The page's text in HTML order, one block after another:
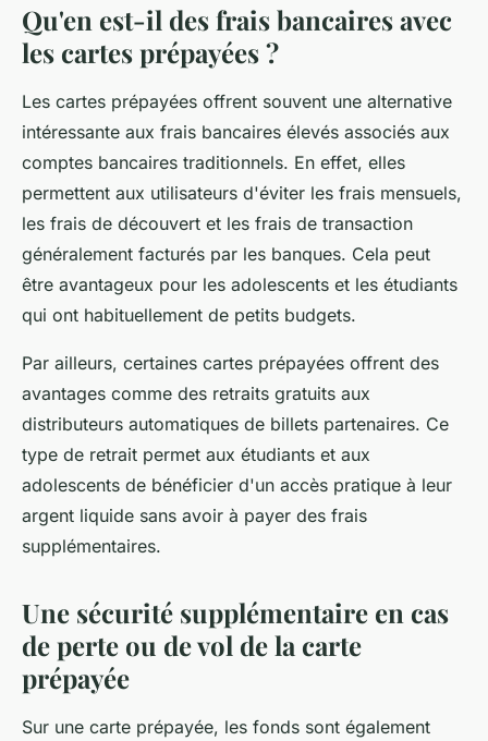
Qu'en est-il des frais bancaires avec
les cartes prépayées ?
Les cartes prépayées offrent souvent une alternative
intéressante aux frais bancaires élevés associés aux
comptes bancaires traditionnels. En effet, elles
permettent aux utilisateurs d'éviter les frais mensuels,
les frais de découvert et les frais de transaction
généralement facturés par les banques. Cela peut
être avantageux pour les adolescents et les étudiants
qui ont habituellement de petits budgets.
Par ailleurs, certaines cartes prépayées offrent des
avantages comme des retraits gratuits aux
distributeurs automatiques de billets partenaires. Ce
type de retrait permet aux étudiants et aux
adolescents de bénéficier d'un accès pratique à leur
argent liquide sans avoir à payer des frais
supplémentaires.
Une sécurité supplémentaire en cas
de perte ou de vol de la carte
prépayée
Sur une carte prépayée, les fonds sont également